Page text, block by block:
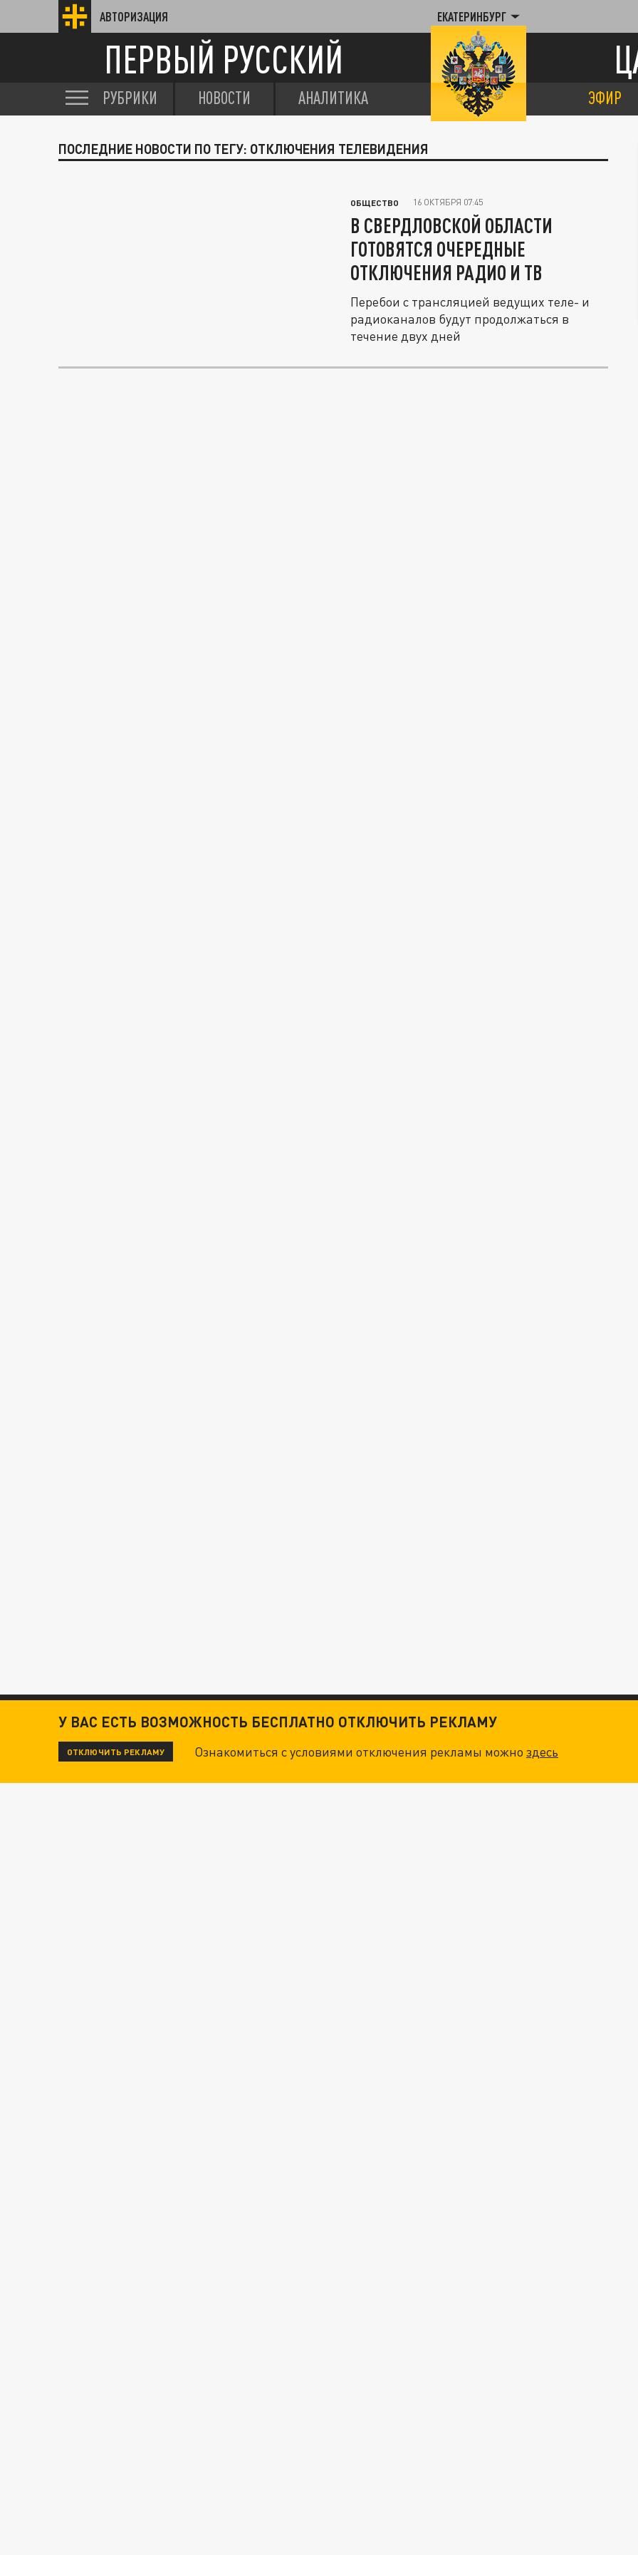
АВТОРИЗАЦИЯ ЕКАТЕРИНБУРГ
ПЕРВЫЙ РУССКИЙ
РУБРИКИ НОВОСТИ АНАЛИТИКА ЭФИР
ПОСЛЕДНИЕ НОВОСТИ ПО ТЕГУ: ОТКЛЮЧЕНИЯ ТЕЛЕВИДЕНИЯ
ОБЩЕСТВО 16 ОКТЯБРЯ 07:45
В СВЕРДЛОВСКОЙ ОБЛАСТИ
ГОТОВЯТСЯ ОЧЕРЕДНЫЕ
ОТКЛЮЧЕНИЯ РАДИО И ТВ
Перебои с трансляцией ведущих теле- и
радиоканалов будут продолжаться в
течение двух дней
У ВАС ЕСТЬ ВОЗМОЖНОСТЬ БЕСПЛАТНО ОТКЛЮЧИТЬ РЕКЛАМУ
ОТКЛЮЧИТЬ РЕКЛАМУ Ознакомиться с условиями отключения рекламы можноздесь